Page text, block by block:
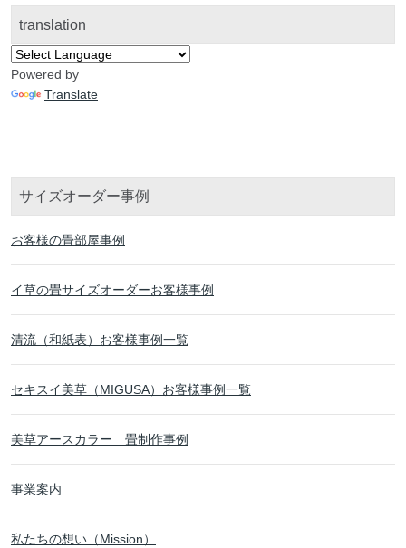
translation
Powered by
Translate
サイズオーダー事例
お客様の畳部屋事例
イ草の畳サイズオーダーお客様事例
清流（和紙表）お客様事例一覧
セキスイ美草（MIGUSA）お客様事例一覧
美草アースカラー 畳制作事例
事業案内
私たちの想い（Mission）